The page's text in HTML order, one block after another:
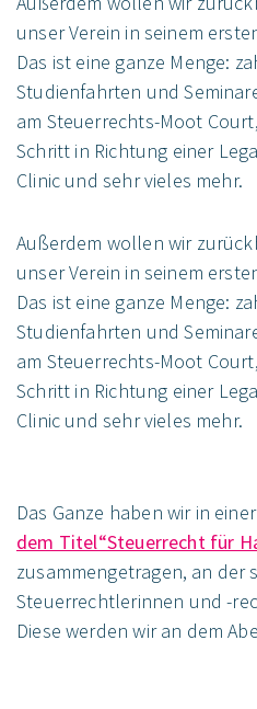
unser Verein in seinem
Das ist eine ganze Menge:
Studienfahrten und
am Steuerrechts-Moot
Schritt in Richtung einer
Clinic und sehr vieles mehr.
Außerdem wollen wir
unser Verein in seinem
Das ist eine ganze Menge:
Studienfahrten und
am Steuerrechts-Moot
Schritt in Richtung einer
Clinic und sehr vieles mehr.
Das Ganze haben wir in
dem Titel“Steuerrecht für
zusammengetragen, an der
Steuerrechtlerinnen und -
Diese werden wir an dem